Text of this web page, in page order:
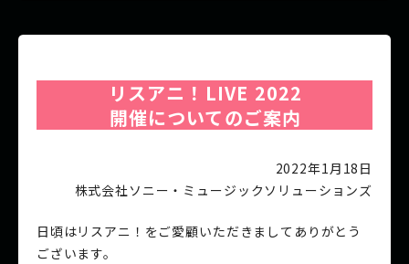
リスアニ！LIVE 2022
開催についてのご案内
2022年1月18日
株式会社ソニー・ミュージック ソリューションズ
日頃はリスアニ！をご愛顧いただきましてありがとう
ございます。